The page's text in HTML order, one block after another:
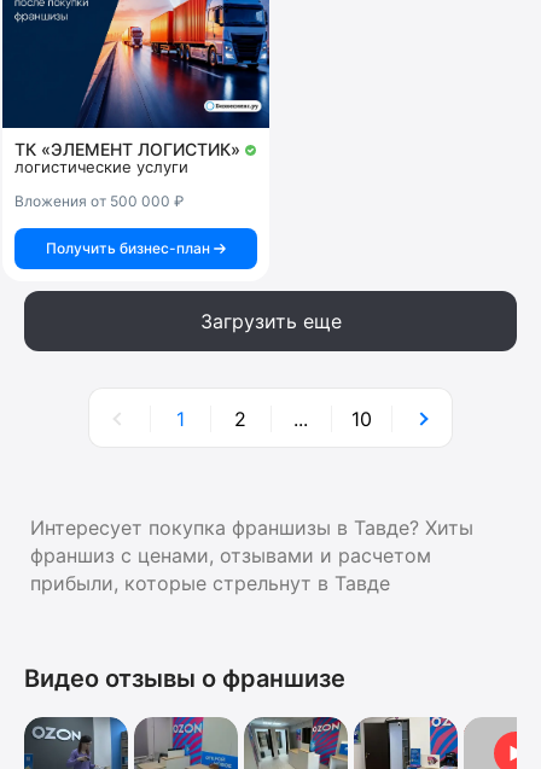
ТК «ЭЛЕМЕНТ ЛОГИСТИК»
логистические услуги
Вложения от 500 000 ₽
Получить бизнес-план
Загрузить еще
1 2 ... 10
Интересует покупка франшизы в Тавде? Хиты
франшиз с ценами, отзывами и расчетом
прибыли, которые стрельнут в Тавде
Видео отзывы о франшизе